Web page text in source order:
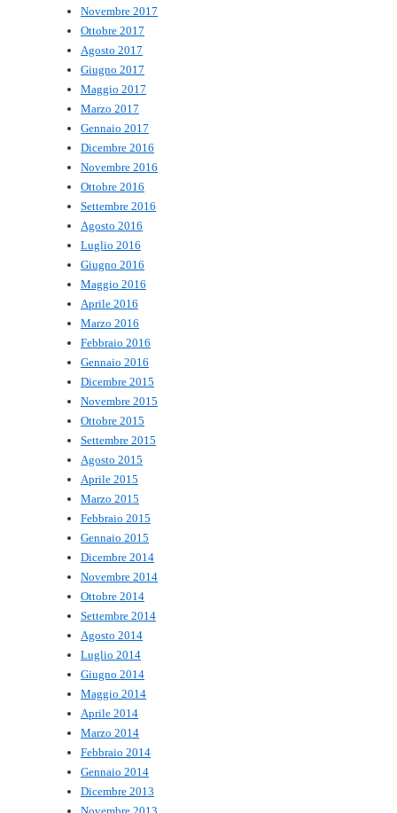
Novembre 2017
Ottobre 2017
Agosto 2017
Giugno 2017
Maggio 2017
Marzo 2017
Gennaio 2017
Dicembre 2016
Novembre 2016
Ottobre 2016
Settembre 2016
Agosto 2016
Luglio 2016
Giugno 2016
Maggio 2016
Aprile 2016
Marzo 2016
Febbraio 2016
Gennaio 2016
Dicembre 2015
Novembre 2015
Ottobre 2015
Settembre 2015
Agosto 2015
Aprile 2015
Marzo 2015
Febbraio 2015
Gennaio 2015
Dicembre 2014
Novembre 2014
Ottobre 2014
Settembre 2014
Agosto 2014
Luglio 2014
Giugno 2014
Maggio 2014
Aprile 2014
Marzo 2014
Febbraio 2014
Gennaio 2014
Dicembre 2013